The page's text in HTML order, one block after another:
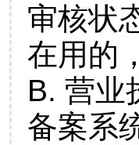
审核状
在用的
B. 营业
备案系